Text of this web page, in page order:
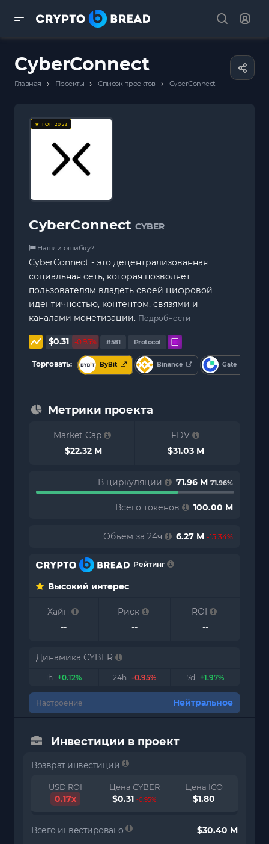
CyberConnect
Главная › Проекты › Список проектов › CyberConnect
★ TOP 2023
CyberConnect CYBER
Нашли ошибку?
CyberConnect - это децентрализованная
социальная сеть, которая позволяет
пользователям владеть своей цифровой
идентичностью, контентом, связями и
каналами монетизации. Подробности
$0.31 -0.95% #581 Protocol
Торговать: ByBit Binance Gate
Метрики проекта
Market Cap
$22.32 M
FDV
$31.03 M
В циркуляции 71.96 M 71.96%
Всего токенов 100.00 M
Объем за 24ч 6.27 M -15.34%
Рейтинг
Высокий интерес
Хайп
--
Риск
--
ROI
--
Динамика CYBER
1h +0.12% 24h -0.95% 7d +1.97%
Настроение Нейтральное
Инвестиции в проект
Возврат инвестиций
USD ROI
0.17x
Цена CYBER
$0.31 -0.95%
Цена ICO
$1.80
Всего инвестировано
$30.40 M